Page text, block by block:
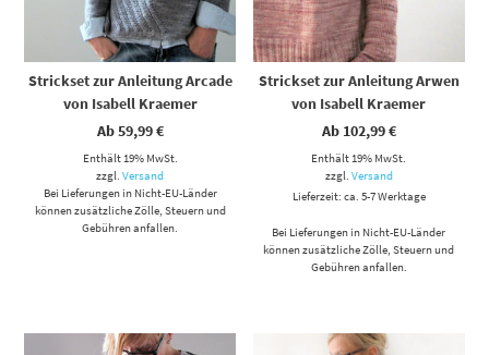
Strickset zur Anleitung Arcade
von Isabell Kraemer
Ab59,99€
Enthält 19% MwSt.
zzgl.Versand
Bei Lieferungen in Nicht-EU-Länder
können zusätzliche Zölle, Steuern und
Gebühren anfallen.
Strickset zur Anleitung Arwen
von Isabell Kraemer
Ab 102,99€
Enthält 19% MwSt.
zzgl. Versand
Lieferzeit: ca. 5-7 Werktage
Bei Lieferungen in Nicht-EU-Länder
können zusätzliche Zölle, Steuern und
Gebühren anfallen.
Dieses Produkt weist mehrere Varianten auf. Die Optionen können auf der Produktseite gewählt werden Dieses Produkt weist mehrere Varianten auf. Die Optionen können auf der Produktseite gewählt werden